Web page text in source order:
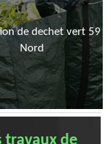
de dechet vert 59
Nord
travaux de